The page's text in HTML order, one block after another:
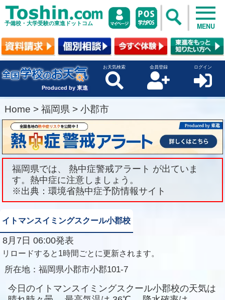
予備校・大学受験の東進ドットコム MENU
Produced by 東進
お天気検索 会員登録 ログイン
Home > 福岡県 > 小郡市
福岡県では、 熱中症警戒アラート が出ていま
す。熱中症に注意しましょう。
※出典：環境省熱中症予防情報サイト
イトマンスイミングスクール小郡校
8月7日 06:00発表
リロードすると1時間ごとに更新されます。
所在地： 福岡県小郡市小郡101-7
今日のイトマンスイミングスクール小郡校の天気は